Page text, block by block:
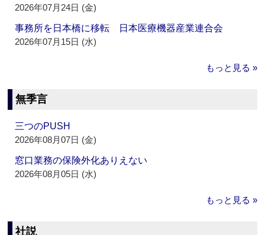
2026年07月24日 (金)
事務所を日本橋に移転 日本医療機器産業連合会
2026年07月15日 (水)
もっと見る »
無季言
三つのPUSH
2026年08月07日 (金)
窓口業務の保険外化ありえない
2026年08月05日 (水)
もっと見る »
社説